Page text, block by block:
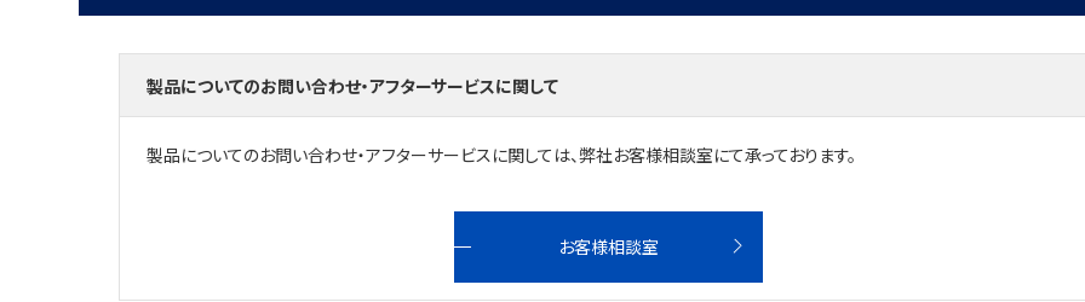
製品についてのお問い合わせ・アフターサービスに関して
製品についてのお問い合わせ・アフターサービスに関しては、弊社お客様相談室にて承っております。
お客様相談室